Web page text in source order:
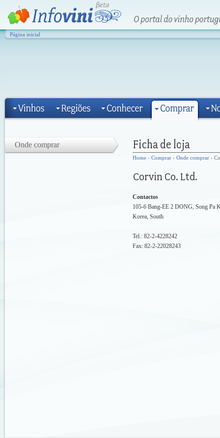
Página inicial
Onde comprar
Home › Comprar › Onde comprar ›
Contactos
105-6 Bang-EE 2 DONG, Song Pa
Korea, South
Tel.: 82-2-4228242
Fax: 82-2-22028243